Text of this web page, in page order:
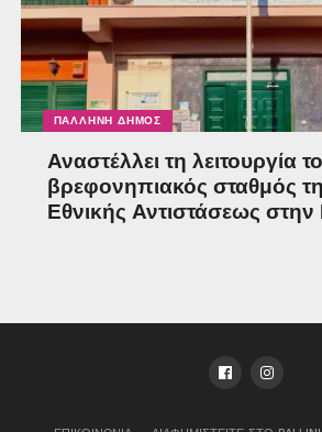
ΠΑΛΛΉΝΗ ΔΉΜΟΣ
Αναστέλλει τη λειτουργία
βρεφονηπιακός σταθμός
Εθνικής Αντιστάσεως